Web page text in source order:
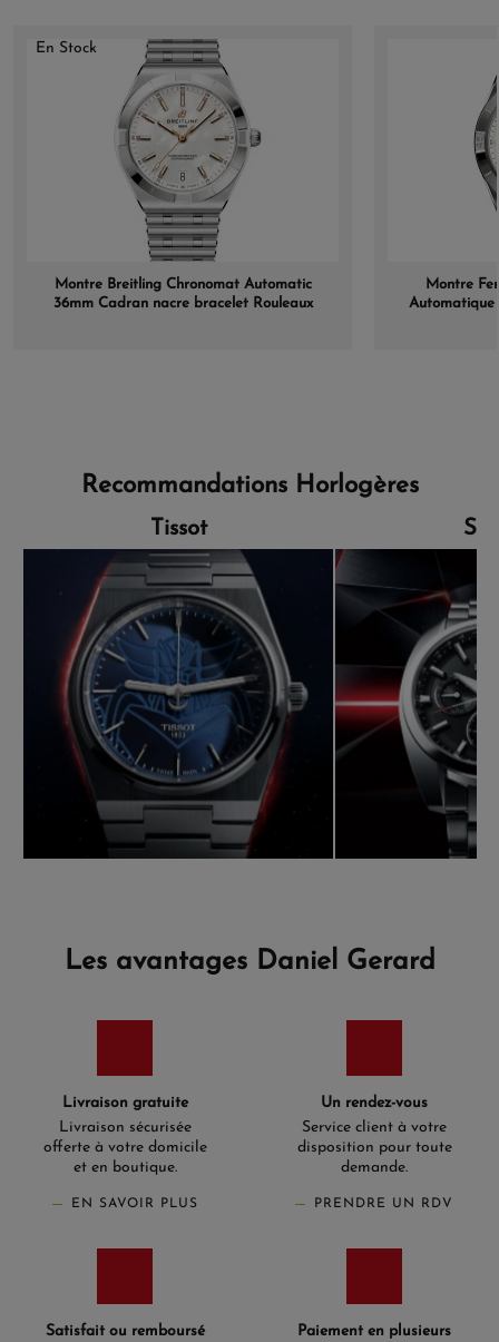
En Stock
Montre Breitling Chronomat Automatic
36mm Cadran nacre bracelet Rouleaux
Montre
Automatique
Recommandations Horlogères
Tissot
Les avantages Daniel Gerard
Livraison gratuite
Livraison sécurisée
offerte à votre domicile
et en boutique.
EN SAVOIR PLUS
Un rendez-vous
Service client à votre
disposition pour toute
demande.
PRENDRE UN RDV
Satisfait ou remboursé
Paiement en plusieurs